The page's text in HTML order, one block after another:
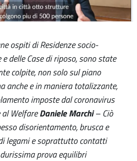
ospiti di Residenze socio-
delle Case di riposo, sono state
colpite, non solo sul piano
anche e in maniera totalizzante,
imposte dal coronavirus
al WelfareDaniele Marchi– Ciò
disorientamento, brusca e
legami e soprattutto contatti
prova equilibri